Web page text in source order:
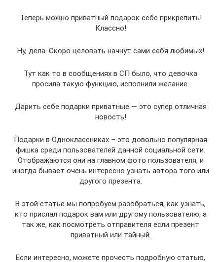
Теперь можно приватный подарок себе прикрепить!
Классно!
Ну, дела. Скоро целовать начнут сами себя любимых!
Тут как то в сообщениях в СП было, что девочка
просила такую функцию, исполнили желание.
Дарить себе подарки приватные — это супер отличная
новость!
Подарки в Одноклассниках – это довольно популярная
фишка среди пользователей данной социальной сети.
Отображаются они на главном фото пользователя, и
иногда бывает очень интересно узнать автора того или
другого презента.
В этой статье мы попробуем разобраться, как узнать,
кто прислал подарок вам или другому пользователю, а
так же, как посмотреть отправителя если презент
приватный или тайный.
Если интересно, можете прочесть подробную статью,